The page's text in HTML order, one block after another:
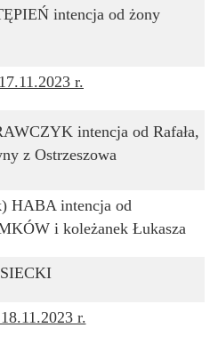
intencja od żony
r.
intencja od Rafała,
z Ostrzeszowa
HABA intencja od
i koleżanek Łukasza
r.